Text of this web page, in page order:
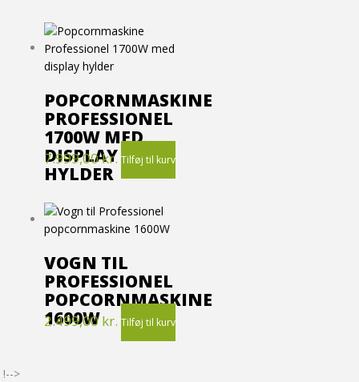
POPCORNMASKINE
PROFESSIONEL
1700W MED
DISPLAY
HYLDER
7.999,00kr. Tilføj til kurv
VOGN TIL
PROFESSIONEL
POPCORNMASKINE
1600W
2.499,00kr. Tilføj til kurv
!-->